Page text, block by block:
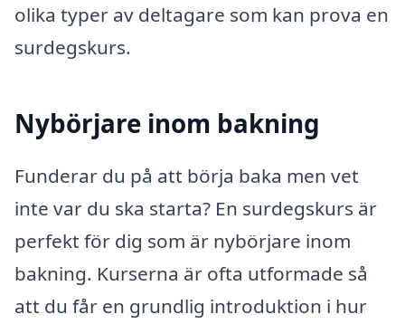
olika typer av deltagare som kan prova en
surdegskurs.
Nybörjare inom bakning
Funderar du på att börja baka men vet
inte var du ska starta? En surdegskurs är
perfekt för dig som är nybörjare inom
bakning. Kurserna är ofta utformade så
att du får en grundlig introduktion i hur